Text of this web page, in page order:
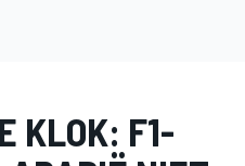
KLOK: F1-